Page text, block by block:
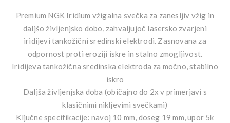
Premium NGK Iridium vžigalna svečka za zanesljiv vžig in
daljšo življenjsko dobo, zahvaljujoč lasersko zvarjeni
iridijevi tankožični sredinski elektrodi. Zasnovana za
odpornost proti eroziji iskre in stalno zmogljivost.
Iridijeva tankožična sredinska elektroda za močno, stabilno
iskro
Daljša življenjska doba (običajno do 2x v primerjavi s
klasičnimi nikljevimi svečkami)
Ključne specifikacije: navoj 10 mm, doseg 19 mm, upor 5k